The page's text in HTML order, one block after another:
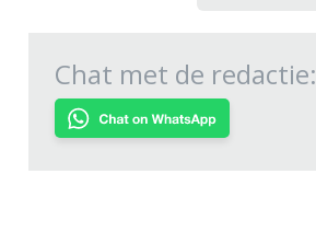
Chat met de redactie: